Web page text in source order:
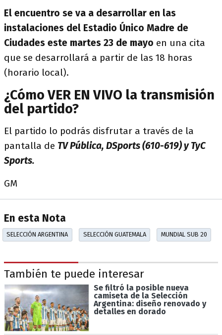
El encuentro se va a desarrollar en las
instalaciones del Estadio Único Madre de
Ciudades este martes 23 de mayo en una cita
que se desarrollará a partir de las 18 horas
(horario local).
¿Cómo VER EN VIVO la transmisión
del partido?
El partido lo podrás disfrutar a través de la
pantalla de TV Pública, DSports (610-619) y TyC
Sports.
GM
En esta Nota
SELECCIÓN ARGENTINA SELECCIÓN GUATEMALA MUNDIAL SUB 20
También te puede interesar
Se filtró la posible nueva
camiseta de la Selección
Argentina: diseño renovado y
detalles en dorado